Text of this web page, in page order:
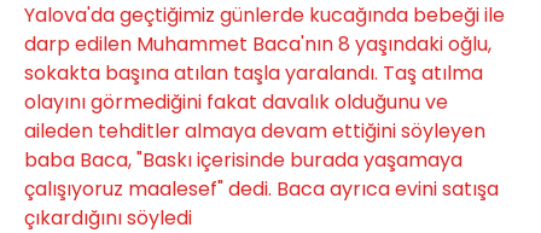
Yalova'da geçtiğimiz günlerde kucağında bebeği ile
darp edilen Muhammet Baca'nın 8 yaşındaki oğlu,
sokakta başına atılan taşla yaralandı. Taş atılma
olayını görmediğini fakat davalık olduğunu ve
aileden tehditler almaya devam ettiğini söyleyen
baba Baca, "Baskı içerisinde burada yaşamaya
çalışıyoruz maalesef" dedi. Baca ayrıca evini satışa
çıkardığını söyledi